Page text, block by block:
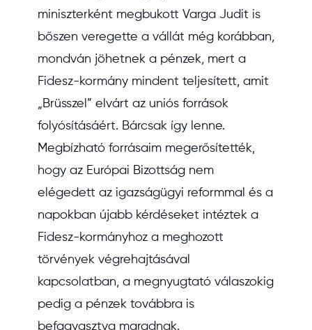
miniszterként megbukott Varga Judit is
bőszen veregette a vállát még korábban,
mondván jöhetnek a pénzek, mert a
Fidesz-kormány mindent teljesített, amit
„Brüsszel” elvárt az uniós források
folyósításáért. Bárcsak így lenne.
Megbízható forrásaim megerősítették,
hogy az Európai Bizottság nem
elégedett az igazságügyi reformmal és a
napokban újabb kérdéseket intéztek a
Fidesz-kormányhoz a meghozott
törvények végrehajtásával
kapcsolatban, a megnyugtató válaszokig
pedig a pénzek továbbra is
befagyasztva maradnak.